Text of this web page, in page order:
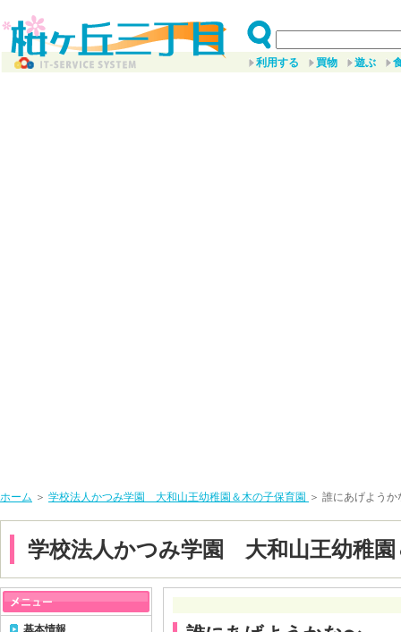
利用する 買物 遊ぶ
ホーム ＞ 学校法人かつみ学園 大和山王幼稚園＆木の子保育園 ＞ 誰にあげようか
学校法人かつみ学園 大和山王幼稚園
基本情報